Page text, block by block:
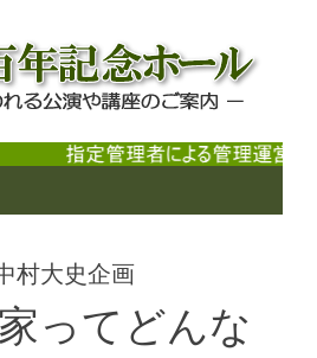
年記念ホール
演や講座のご案内
村大史企画
ってどんな